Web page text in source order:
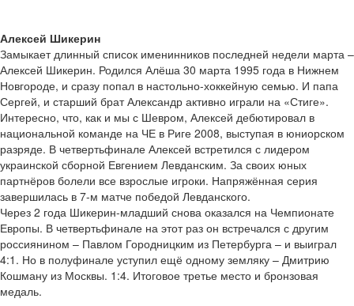
Алексей Шикерин
Замыкает длинный список именинников последней недели марта –
Алексей Шикерин. Родился Алёша 30 марта 1995 года в Нижнем
Новгороде, и сразу попал в настольно-хоккейную семью. И папа
Сергей, и старший брат Александр активно играли на «Стиге».
Интересно, что, как и мы с Шевром, Алексей дебютировал в
национальной команде на ЧЕ в Риге 2008, выступая в юниорском
разряде. В четвертьфинале Алексей встретился с лидером
украинской сборной Евгением Левданским. За своих юных
партнёров болели все взрослые игроки. Напряжённая серия
завершилась в 7-м матче победой Левданского.
Через 2 года Шикерин-младший снова оказался на Чемпионате
Европы. В четвертьфинале на этот раз он встречался с другим
россиянином – Павлом Городницким из Петербурга – и выиграл
4:1. Но в полуфинале уступил ещё одному земляку – Дмитрию
Кошману из Москвы. 1:4. Итоговое третье место и бронзовая
медаль.